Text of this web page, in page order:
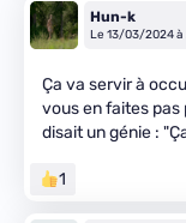
Hun-k
Le 13/03/2024 à
Ça va servir à
vous en faites
disait un génie :
1